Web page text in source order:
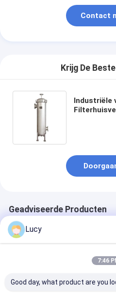
Contact
Krijg De
Industriële
Geadviseerde Producten
Lucy
7:46
Good day, what product are you